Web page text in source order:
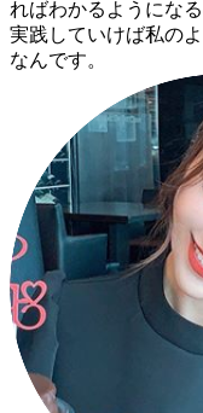
ればわかるようにな
実践していけば私の
なんです。